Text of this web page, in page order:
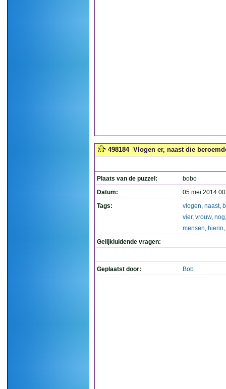
498184 Vlogen er, naast die
Plaats van de puzzel:
bobo
Datum:
05 mei 2014
Tags:
vlogen, naast,
vier, vrouw, nog
mensen, hierin,
Gelijkluidende vragen:
Geplaatst door: Bob